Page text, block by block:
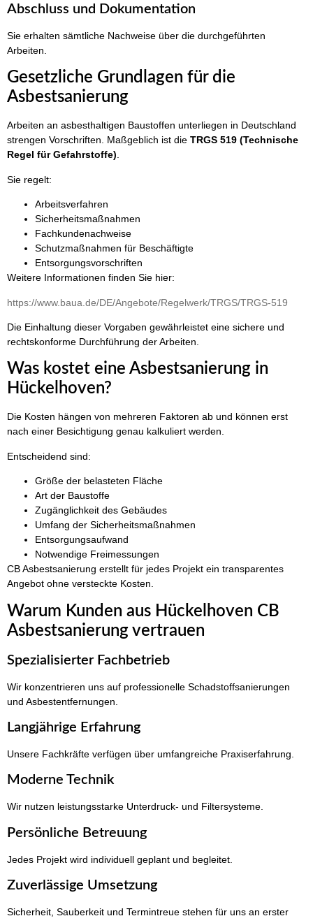
Abschluss und Dokumentation
Sie erhalten sämtliche Nachweise über die durchgeführten
Arbeiten.
Gesetzliche Grundlagen für die
Asbestsanierung
Arbeiten an asbesthaltigen Baustoffen unterliegen in Deutschland
strengen Vorschriften. Maßgeblich ist die TRGS 519 (Technische
Regel für Gefahrstoffe).
Sie regelt:
Arbeitsverfahren
Sicherheitsmaßnahmen
Fachkundenachweise
Schutzmaßnahmen für Beschäftigte
Entsorgungsvorschriften
Weitere Informationen finden Sie hier:
https://www.baua.de/DE/Angebote/Regelwerk/TRGS/TRGS-519
Die Einhaltung dieser Vorgaben gewährleistet eine sichere und
rechtskonforme Durchführung der Arbeiten.
Was kostet eine Asbestsanierung in
Hückelhoven?
Die Kosten hängen von mehreren Faktoren ab und können erst
nach einer Besichtigung genau kalkuliert werden.
Entscheidend sind:
Größe der belasteten Fläche
Art der Baustoffe
Zugänglichkeit des Gebäudes
Umfang der Sicherheitsmaßnahmen
Entsorgungsaufwand
Notwendige Freimessungen
CB Asbestsanierung erstellt für jedes Projekt ein transparentes
Angebot ohne versteckte Kosten.
Warum Kunden aus Hückelhoven CB
Asbestsanierung vertrauen
Spezialisierter Fachbetrieb
Wir konzentrieren uns auf professionelle Schadstoffsanierungen
und Asbestentfernungen.
Langjährige Erfahrung
Unsere Fachkräfte verfügen über umfangreiche Praxiserfahrung.
Moderne Technik
Wir nutzen leistungsstarke Unterdruck- und Filtersysteme.
Persönliche Betreuung
Jedes Projekt wird individuell geplant und begleitet.
Zuverlässige Umsetzung
Sicherheit, Sauberkeit und Termintreue stehen für uns an erster